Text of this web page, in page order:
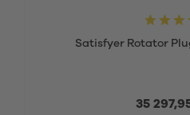
Satisfyer Rotator
35